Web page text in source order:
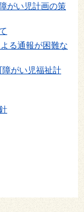
がい児計画の策
る通報が困難な
がい児福祉計